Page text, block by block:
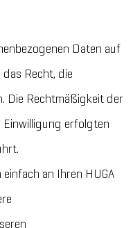
Daten auf
Recht, die
Die Rechtmäßigkeit der
erfolgten
an Ihren HUGA